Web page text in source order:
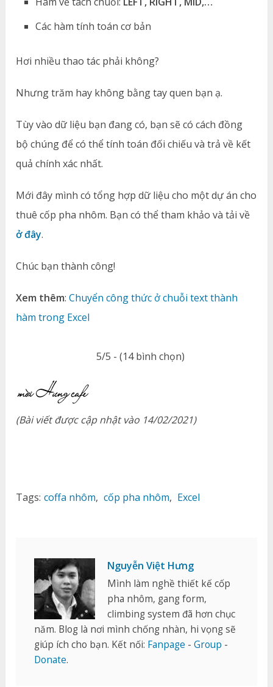
Các hàm tính toán cơ bản
Hơi nhiều thao tác phải không?
Nhưng trăm hay không bằng tay quen bạn ạ.
Tùy vào dữ liệu bạn đang có, bạn sẽ có cách đồng
bộ chúng để có thể tính toán đối chiếu và trả về kết
quả chính xác nhất.
Mới đây mình có tổng hợp dữ liệu cho một dự án cho
thuê cốp pha nhôm. Bạn có thể tham khảo và tải về
ở đây.
Chúc bạn thành công!
Xem thêm:Chuyển công thức ở chuỗi text thành
hàm trong Excel
5/5 - (14 bình chọn)
(Bài viết được cập nhật vào 14/02/2021)
Tags: coffa nhôm, cốp pha nhôm, Excel
Nguyễn Việt Hưng
Mình làm nghề thiết kế cốp
pha nhôm, gang form,
climbing system đã hơn chục
năm. Blog là nơi mình chống nhàn, hi vọng sẽ
giúp ích cho bạn. Kết nối: Fanpage -Group -
Donate.